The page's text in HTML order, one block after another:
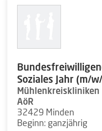
Soziales Jahr (m/
Mühlenkreiskliniken
AöR
32429 Minden
Beginn: ganzjährig